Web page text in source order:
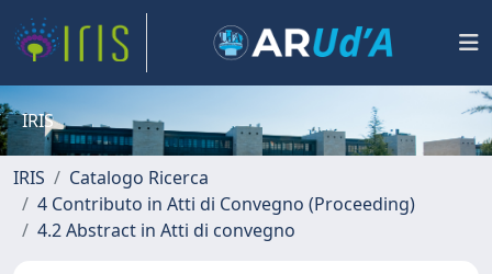
IRIS
IRIS
Catalogo Ricerca
4 Contributo in Atti di Convegno (Proceeding)
4.2 Abstract in Atti di convegno